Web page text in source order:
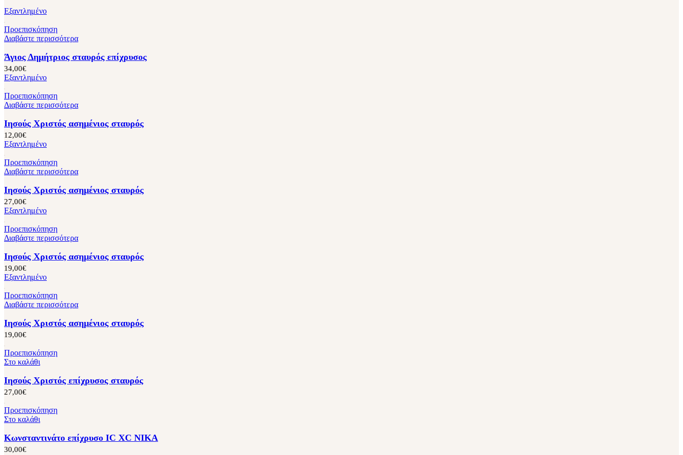
Εξαντλημένο
Προεπισκόπηση
Διαβάστε περισσότερα
Άγιος Δημήτριος σταυρός επίχρυσος
34,00€
Εξαντλημένο
Προεπισκόπηση
Διαβάστε περισσότερα
Ιησούς Χριστός ασημένιος σταυρός
12,00€
Εξαντλημένο
Προεπισκόπηση
Διαβάστε περισσότερα
Ιησούς Χριστός ασημένιος σταυρός
27,00€
Εξαντλημένο
Προεπισκόπηση
Διαβάστε περισσότερα
Ιησούς Χριστός ασημένιος σταυρός
19,00€
Εξαντλημένο
Προεπισκόπηση
Διαβάστε περισσότερα
Ιησούς Χριστός ασημένιος σταυρός
19,00€
Προεπισκόπηση
Στο καλάθι
Ιησούς Χριστός επίχρυσος σταυρός
27,00€
Προεπισκόπηση
Στο καλάθι
Κωνσταντινάτο επίχρυσο IC XC NIKA
30,00€